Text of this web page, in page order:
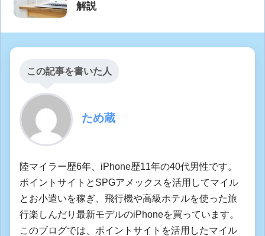
解説
この記事を書いた人
ため蔵
陸マイラー歴6年、iPhone歴11年の40代男性です。
ポイントサイトとSPGアメックスを活用してマイル
とお小遣いを稼ぎ、飛行機や高級ホテルを使った旅
行楽しんだり最新モデルのiPhoneを買っています。
このブログでは、ポイントサイトを活用したマイル